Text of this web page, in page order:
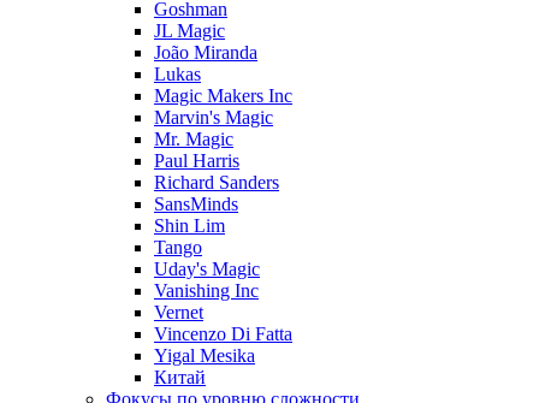
Goshman
JL Magic
João Miranda
Lukas
Magic Makers Inc
Marvin's Magic
Mr. Magic
Paul Harris
Richard Sanders
SansMinds
Shin Lim
Tango
Uday's Magic
Vanishing Inc
Vernet
Vincenzo Di Fatta
Yigal Mesika
Китай
Фокусы по уровню сложности